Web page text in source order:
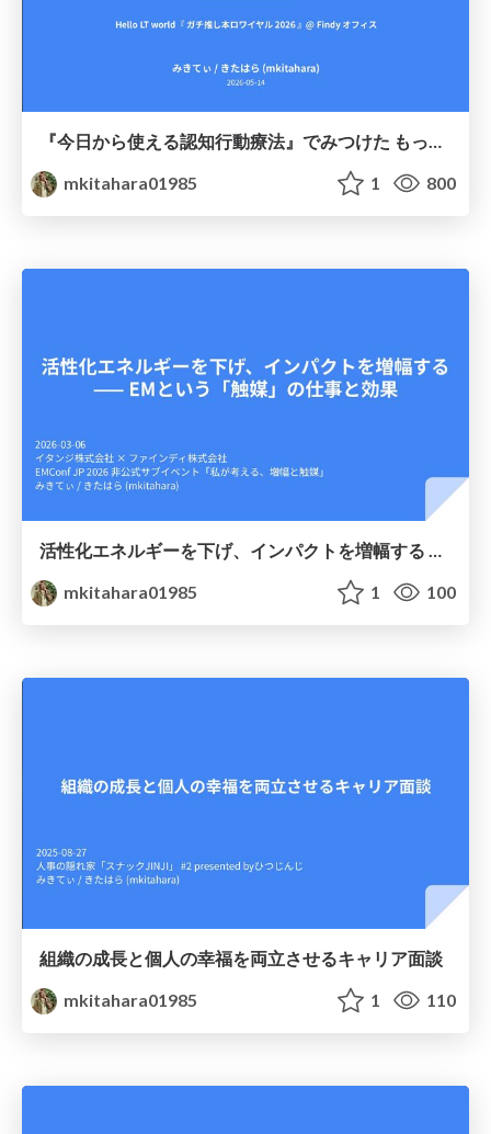
『今日から使える認知行動療法』でみつけた もっと人生をたのしむヒント
mkitahara01985
1 800
mkitahara01985
1 100
組織の成長と個人の幸福を両立させるキャリア面談
mkitahara01985
1 110